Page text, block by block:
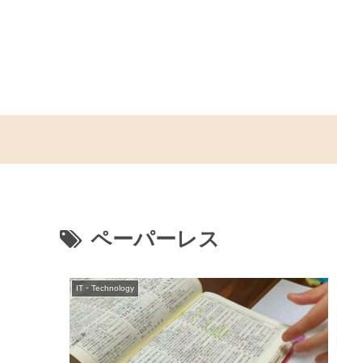
ペーパーレス
IT・Technology